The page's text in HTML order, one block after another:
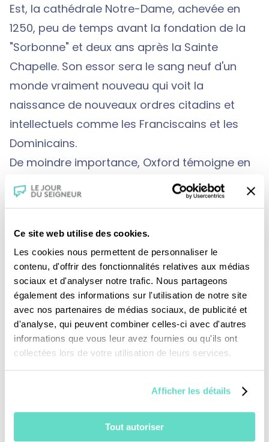
Ce site web utilise des cookies.
Les cookies nous permettent de personnaliser le
contenu, d'offrir des fonctionnalités relatives aux médias
sociaux et d'analyser notre trafic. Nous partageons
également des informations sur l'utilisation de notre site
avec nos partenaires de médias sociaux, de publicité et
d'analyse, qui peuvent combiner celles-ci avec d'autres
informations que vous leur avez fournies ou qu'ils ont
collectées lors de votre utilisation de leurs services.
Afficher les détails
Tout autoriser
Est, la cathédrale Notre-Dame, achevée en
1250, peu de temps avant la fondation de la
"Sorbonne" et deux ans après la Sainte
Chapelle. Son essor sera le sang neuf d'un
monde vraiment nouveau qui voit la
naissance de nouveaux ordres citadins et
intellectuels comme les Franciscains et les
Dominicains.
De moindre importance, Oxford témoigne en
Europe de l’organisation et de la transmission
des savoirs. Ses collèges dispensent un
sur l’étude de la théologie. La bibliothèque est
le lieu d’études par excellence et les livres des
grands maîtres comme Thomas d’Aquin le
support pédagogique de référence.
L’université, comme lieu de débats et
d’échanges, est une institution pérenne. Les
maîtres les plus célèbres furent Robert
Grosseteste et Roger Bacon qui se
distinguèrent surtout par leur intérêt pour les
sciences : mathématiques et optique. Cours
et enseignements obéissent à des logiques et